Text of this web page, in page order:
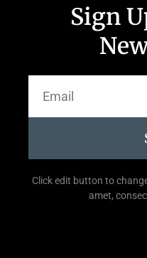
Sign
Click edit button to
amet,